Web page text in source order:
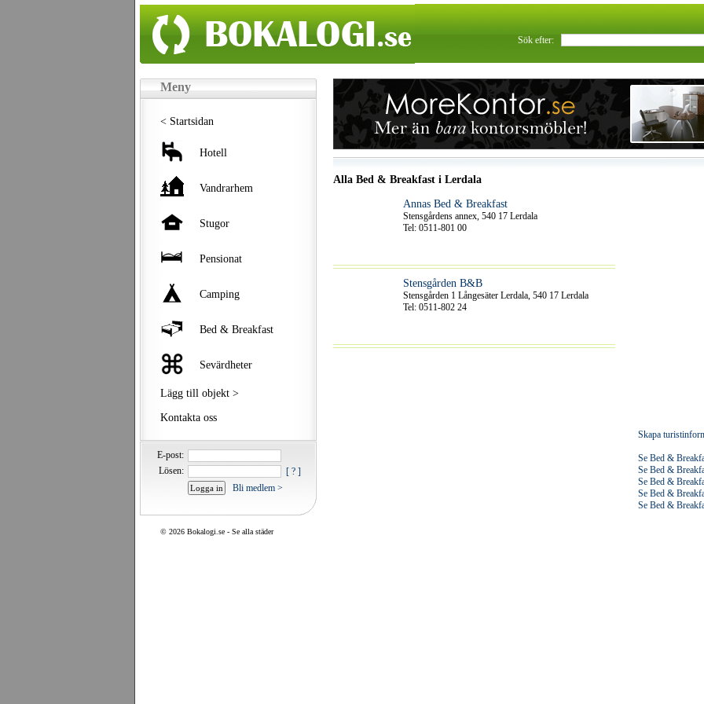
Sök efter:
Meny
< Startsidan
Hotell
Vandrarhem
Stugor
Pensionat
Camping
Bed & Breakfast
Sevärdheter
Lägg till objekt >
Kontakta oss
E-post:
Lösen:
[ ? ]
Bli medlem >
© 2026 Bokalogi.se - Se alla städer
Alla Bed & Breakfast i Lerdala
Annas Bed & Breakfast
Stensgårdens annex, 540 17 Lerdala
Tel: 0511-801 00
Stensgården B&B
Stensgården 1 Långesäter Lerdala, 540 17 Lerdala
Tel: 0511-802 24
Skapa
Se Bed &
Se Bed &
Se Bed &
Se Bed &
Se Bed &